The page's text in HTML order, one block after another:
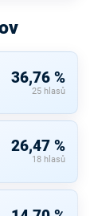
36,76 %
25 hlasů
26,47 %
18 hlasů